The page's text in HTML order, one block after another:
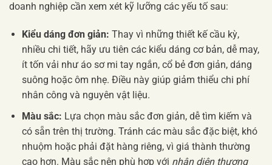
doanh nghiệp cần xem xét kỹ lưỡng các yếu tố sau:
Kiểu dáng đơn giản: Thay vì những thiết kế cầu kỳ,
nhiều chi tiết, hãy ưu tiên các kiểu dáng cơ bản, dễ may,
ít tốn vải như áo sơ mi tay ngắn, cổ bẻ đơn giản, dáng
suông hoặc ôm nhẹ. Điều này giúp giảm thiểu chi phí
nhân công và nguyên vật liệu.
Màu sắc: Lựa chọn màu sắc đơn giản, dễ tìm kiếm và
có sẵn trên thị trường. Tránh các màu sắc đặc biệt, khó
nhuộm hoặc phải đặt hàng riêng, vì giá thành thường
cao hơn. Màu sắc nên phù hợp với nhận diện thương